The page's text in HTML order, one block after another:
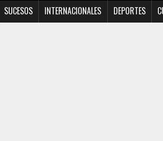
SUCESOS INTERNACIONALES DEPORTES